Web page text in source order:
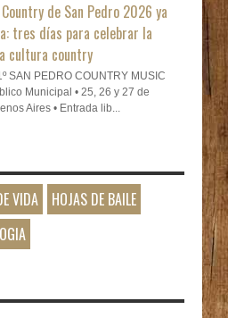
de San Pedro 2026 ya
tres días para celebrar la
cultura country
SAN PEDRO COUNTRY MUSIC
Municipal • 25, 26 y 27 de
Aires • Entrada lib...
VIDA
HOJAS DE BAILE